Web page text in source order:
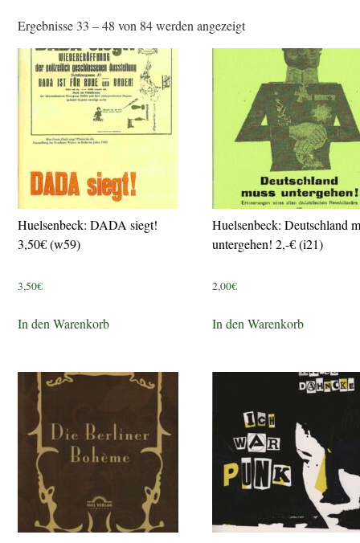
Ergebnisse 33 – 48 von 84 werden angezeigt
Huelsenbeck: DADA siegt!
3,50€ (w59)
3,50€
In den Warenkorb
Huelsenbeck: Deutschland
untergehen! 2,-€ (i21)
2,00€
In den Warenkorb